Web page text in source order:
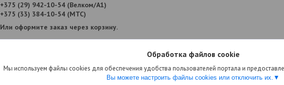
+375 (29) 942-10-54 (Велком/А1)
+375 (33) 384-10-54 (МТС)
Или оформите заказ через корзину.
Обработка файлов cookie
Мы используем файлы cookies для обеспечения удобства пользователей портала и
Вы можете настроить файлы cookies или отключить их.